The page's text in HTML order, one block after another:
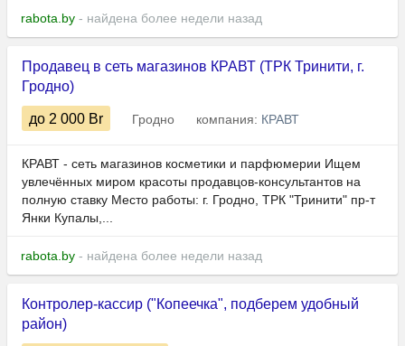
rabota.by - найдена более недели назад
Продавец в сеть магазинов КРАВТ (ТРК Тринити, г.
Гродно)
до 2 000 Br Гродно компания: КРАВТ
КРАВТ - сеть магазинов косметики и парфюмерии Ищем
увлечённых миром красоты продавцов-консультантов на
полную ставку Место работы: г. Гродно, ТРК "Тринити" пр-т
Янки Купалы,...
rabota.by - найдена более недели назад
Контролер-кассир ("Копеечка", подберем удобный
район)